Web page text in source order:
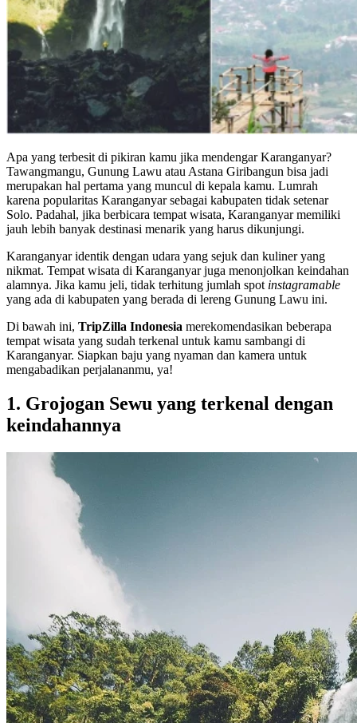
Apa yang terbesit di pikiran kamu jika mendengar Karanganyar?
Tawangmangu, Gunung Lawu atau Astana Giribangun bisa jadi
merupakan hal pertama yang muncul di kepala kamu. Lumrah
karena popularitas Karanganyar sebagai kabupaten tidak setenar
Solo. Padahal, jika berbicara tempat wisata, Karanganyar memiliki
jauh lebih banyak destinasi menarik yang harus dikunjungi.
Karanganyar identik dengan udara yang sejuk dan kuliner yang
nikmat. Tempat wisata di Karanganyar juga menonjolkan keindahan
alamnya. Jika kamu jeli, tidak terhitung jumlah spot instagramable
yang ada di kabupaten yang berada di lereng Gunung Lawu ini.
Di bawah ini, TripZilla Indonesia merekomendasikan beberapa
tempat wisata yang sudah terkenal untuk kamu sambangi di
Karanganyar. Siapkan baju yang nyaman dan kamera untuk
mengabadikan perjalananmu, ya!
1. Grojogan Sewu yang terkenal dengan
keindahannya